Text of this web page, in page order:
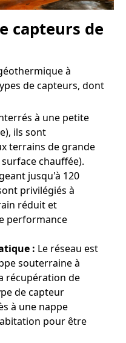
capteurs de
à
de capteurs, dont
à une petite
ils sont
terrains de grande
chauffée).
jusqu'à 120
privilégiés à
réduit et
performance
: Le réseau est
souterraine à
récupération de
de capteur
à une nappe
pour être